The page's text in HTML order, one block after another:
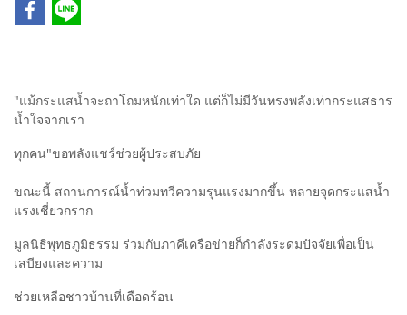
"แม้กระแสน้ำจะถาโถมหนักเท่าใด แต่ก็ไม่มีวันทรงพลังเท่ากระแสธาร
น้ำใจจากเรา
ทุกคน"ขอพลังแชร์ช่วยผู้ประสบภัย
ขณะนี้ สถานการณ์น้ำท่วมทวีความรุนแรงมากขึ้น หลายจุดกระแสน้ำ
แรงเชี่ยวกราก
มูลนิธิพุทธภูมิธรรม ร่วมกับภาคีเครือข่ายก็กำลังระดมปัจจัยเพื่อเป็น
เสบียงและความ
ช่วยเหลือชาวบ้านที่เดือดร้อน